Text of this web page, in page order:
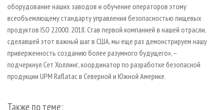
оборудование наших заводов и обучение операторов этому
всеобъемлющему стандарту управления безопасностью пищевых
продуктов ISO 22000: 2018. Став первой компанией в нашей отрасли,
сделавшей этот важный шаг в США, мы еще раз демонстрируем нашу
приверженность созданию более разумного будущего», –
подчеркнул Сет Холлинг, координатор по разработке безопасной
продукции UPM Raflatac в Северной и Южной Америке.
Также по теме: